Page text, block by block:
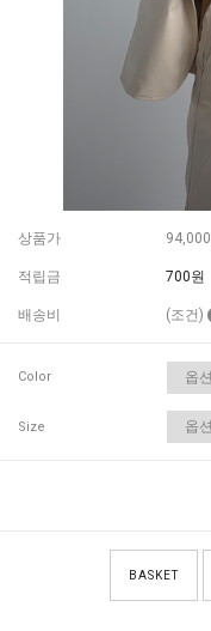
상품가 94,000
적립금 700원
배송비 (조건)
Color
Size
BASKET